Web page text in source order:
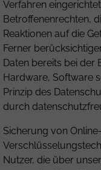
Verfahren
Betroffenenrechten,
Reaktionen auf die
Ferner
Daten bereits bei der
Hardware, Software
Prinzip des
durch
Sicherung von
Nutzer, die über